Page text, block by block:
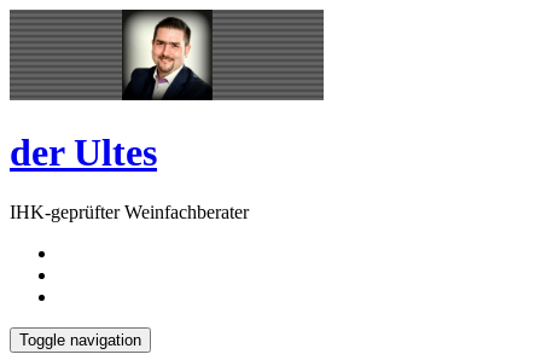
Skip
to
content
Open
Sidebar
der Ultes
IHK-geprüfter Weinfachberater
Toggle navigation